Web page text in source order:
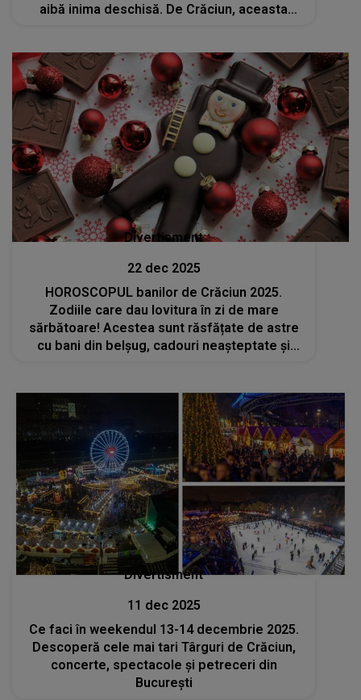
aibă inima deschisă. De Crăciun, aceasta
Divertisment
22 dec 2025
HOROSCOPUL banilor de Crăciun 2025.
Zodiile care dau lovitura în zi de mare
sărbătoare! Acestea sunt răsfățate de astre
cu bani din belșug, cadouri neașteptate și
Divertisment
11 dec 2025
Ce faci în weekendul 13-14 decembrie 2025.
Descoperă cele mai tari Târguri de Crăciun,
concerte, spectacole și petreceri din
București